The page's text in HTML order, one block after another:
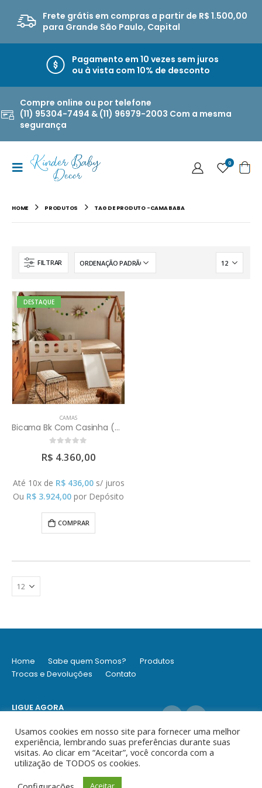
Frete grátis em compras a partir de R$ 1.500,00
para Grande São Paulo, Capital
Pagamento em 10 vezes sem juros
ou à vista com 10% de desconto
Compre online ou por telefone
(11) 95304-7494 & (11) 96979-2003 Com a mesma
segurança
0
HOME PRODUTOS TAG DE PRODUTO -CAMA BABA
FILTRAR
DESTAQUE
CAMAS
Bicama Bk Com Casinha (Colchões e Escorrega Vendidos Separadamente)
R$ 4.360,00
Até 10x de R$436,00 s/ juros
Ou R$ 3.924,00 por Depósito
COMPRAR
Home Sabe quem Somos?
Produtos
Trocas e Devoluções
Contato
LIGUE AGORA
© Ideia - Todos os direitos reservados
Usamos cookies em nosso site para fornecer uma melhor
experiência, lembrando suas preferências durante suas
visitas. Ao clicar em “Aceitar”, você concorda com a
utilização de TODOS os cookies.
Aceitar